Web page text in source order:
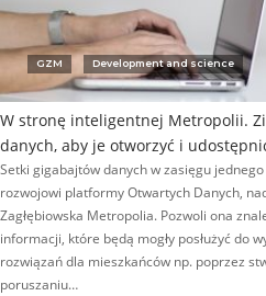
GZM Development and science
W stronę inteligentnej Metropolii.
danych, aby je otworzyć i
Setki gigabajtów danych w zasięgu
rozwojowi platformy Otwartych Danych,
Zagłębiowska Metropolia. Pozwoli ona
informacji, które będą mogły posłużyć do
rozwiązań dla mieszkańców np. poprzez
poruszaniu…